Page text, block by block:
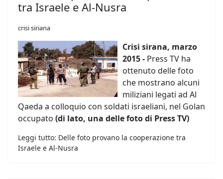
tra Israele e Al-Nusra
crisi siriana
Crisi sirana, marzo
2015 - Press TV ha
ottenuto delle foto
che mostrano alcuni
miliziani legati ad Al
Qaeda a colloquio con soldati israeliani, nel Golan
occupato (di lato, una delle foto di Press TV)
Leggi tutto: Delle foto provano la cooperazione tra
Israele e Al-Nusra